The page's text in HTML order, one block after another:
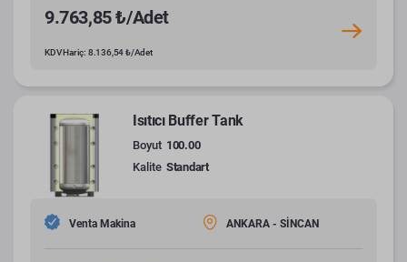
9.763,85 ₺/Adet
KDV Hariç: 8.136,54 ₺/Adet
Isıtıcı Buffer Tank
Boyut 100.00
Kalite Standart
Venta Makina ANKARA - SİNCAN